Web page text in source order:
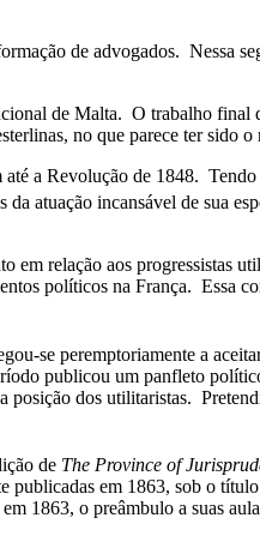
de advogados. Nessa
de Malta. O trabalho
no que parece ter sido
a Revolução de 1848.
atuação incansável de sua
relação aos progressistas
políticos na França. Essa
se peremptoriamente a
publicou um panfleto
dos utilitaristas.
de The Province of
publicadas em 1863, sob o título
1863, o preâmbulo a suas